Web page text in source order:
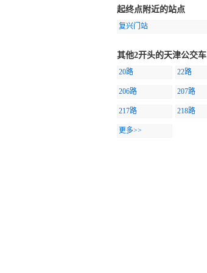
起终点附近的站点
复兴门站
其他2开头的天津公交车
20路 22路
206路 207路
217路 218路
更多>>